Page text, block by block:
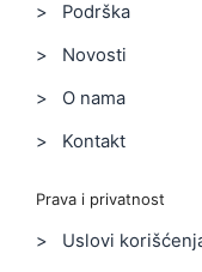
> Podrška
> Novosti
> O nama
> Kontakt
Prava i privatnost
> Uslovi